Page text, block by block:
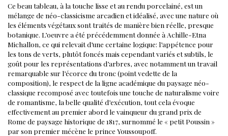
Ce beau tableau, à la touche lisse et au rendu porcelainé, est un
mélange de néo-classicisme arcadien et idéalisé, avec une nature où
les éléments végétaux sont traités de manière bien réelle, presque
botanique. L’oeuvre a été précédemment donnée à Achille-Etna
Michallon, ce qui relevait d’une certaine logique: l’appétence pour
les tons de verts, plutôt foncés mais cependant variés et subtils, le
goût pour les représentations d’arbres, avec notamment un travail
remarquable sur l’écorce du tronc (point vedette de la
composition), le respect de la ligne académique du paysage néo-
classique recomposé avec toutefois une touche de naturalisme voire
de romantisme, la belle qualité d’exécution, tout cela évoque
effectivement au premier abord le vainqueur du grand prix de
Rome de paysage historique de 1817, surnommé le « petit Poussin »
par son premier mécène le prince Youssoupoff.